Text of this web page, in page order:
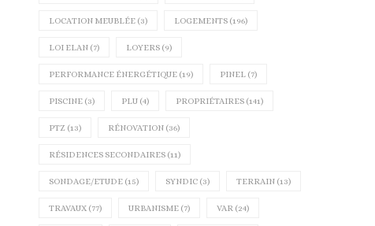
LOCATION MEUBLÉE (3) LOGEMENTS (196)
LOI ELAN (7) LOYERS (9)
PERFORMANCE ÉNERGÉTIQUE (19) PINEL (7)
PISCINE (3) PLU (4) PROPRIÉTAIRES (141)
PTZ (13) RÉNOVATION (36)
RÉSIDENCES SECONDAIRES (11)
SONDAGE/ETUDE (15) SYNDIC (3) TERRAIN (13)
TRAVAUX (77) URBANISME (7) VAR (24)